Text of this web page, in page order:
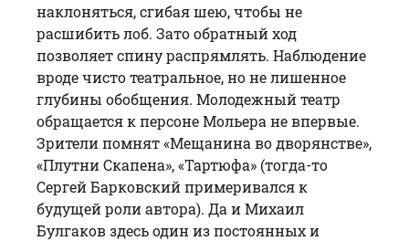
наклоняться, сгибая шею, чтобы не
расшибить лоб. Зато обратный ход
позволяет спину распрямлять. Наблюдение
вроде чисто театральное, но не лишенное
глубины обобщения. Молодежный театр
обращается к персоне Мольера не впервые.
Зрители помнят «Мещанина во дворянстве»,
«Плутни Скапена», «Тартюфа» (тогда-то
Сергей Барковский примеривался к
будущей роли автора). Да и Михаил
Булгаков здесь один из постоянных и